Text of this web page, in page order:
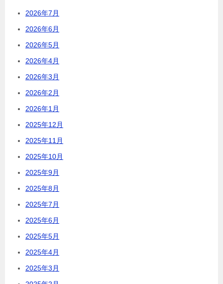
2026年7月
2026年6月
2026年5月
2026年4月
2026年3月
2026年2月
2026年1月
2025年12月
2025年11月
2025年10月
2025年9月
2025年8月
2025年7月
2025年6月
2025年5月
2025年4月
2025年3月